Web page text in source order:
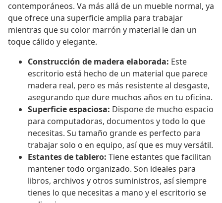
contemporáneos. Va más allá de un mueble normal, ya
que ofrece una superficie amplia para trabajar
mientras que su color marrón y material le dan un
toque cálido y elegante.
Construcción de madera elaborada: Este
escritorio está hecho de un material que parece
madera real, pero es más resistente al desgaste,
asegurando que dure muchos años en tu oficina.
Superficie espaciosa: Dispone de mucho espacio
para computadoras, documentos y todo lo que
necesitas. Su tamaño grande es perfecto para
trabajar solo o en equipo, así que es muy versátil.
Estantes de tablero: Tiene estantes que facilitan
mantener todo organizado. Son ideales para
libros, archivos y otros suministros, así siempre
tienes lo que necesitas a mano y el escritorio se